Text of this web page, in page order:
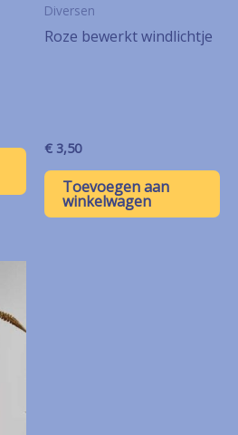
Diversen
Roze bewerkt windlichtje
€ 3,50
Toevoegen aan
winkelwagen